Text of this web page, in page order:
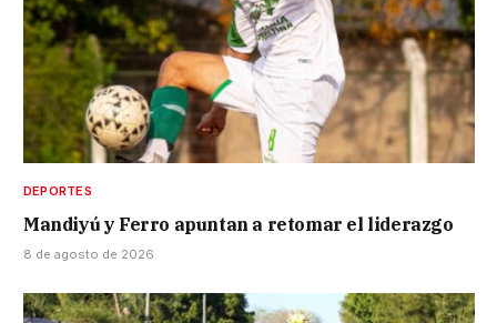
DEPORTES
Mandiyú y Ferro apuntan a retomar el liderazgo
8 de agosto de 2026